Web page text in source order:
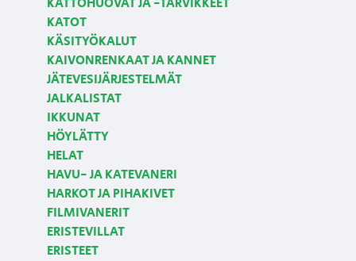
KATOT
KÄSITYÖKALUT
KAIVONRENKAAT JA KANNET
JÄTEVESIJÄRJESTELMÄT
JALKALISTAT
IKKUNAT
HÖYLÄTTY
HELAT
HAVU- JA KATEVANERI
HARKOT JA PIHAKIVET
FILMIVANERIT
ERISTEVILLAT
ERISTEET